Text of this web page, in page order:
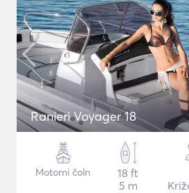
Ranieri Voyager 18
Motorni čoln
18 ft
5 m